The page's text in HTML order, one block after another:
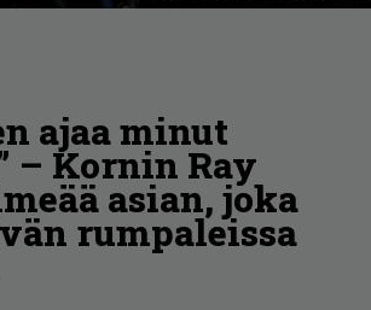
ajaa minut
– Kornin Ray
asian, joka
rumpaleissa